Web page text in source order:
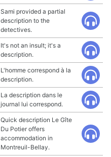
Sami provided a partial
description to the
detectives.
It's not an insult; it's a
description.
L'homme correspond à la
description.
La description dans le
journal lui correspond.
Quick description Le Gîte
Du Potier offers
accommodation in
Montreuil-Bellay.